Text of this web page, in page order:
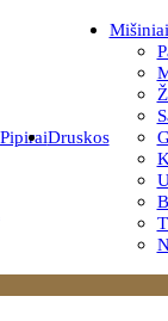
PipiraiDruskos
Mišiniai